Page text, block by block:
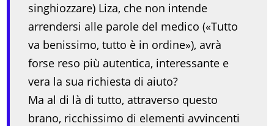
singhiozzare) Liza, che non intende
arrendersi alle parole del medico («Tutto
va benissimo, tutto è in ordine»), avrà
forse reso più autentica, interessante e
vera la sua richiesta di aiuto?
Ma al di là di tutto, attraverso questo
brano, ricchissimo di elementi avvincenti